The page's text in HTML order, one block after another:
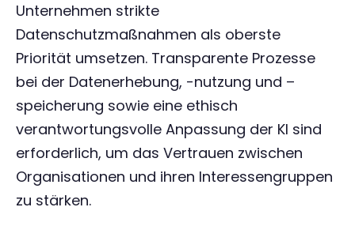
Unternehmen strikte
Datenschutzmaßnahmen als oberste
Priorität umsetzen. Transparente Prozesse
bei der Datenerhebung, -nutzung und –
speicherung sowie eine ethisch
verantwortungsvolle Anpassung der KI sind
erforderlich, um das Vertrauen zwischen
Organisationen und ihren Interessengruppen
zu stärken.